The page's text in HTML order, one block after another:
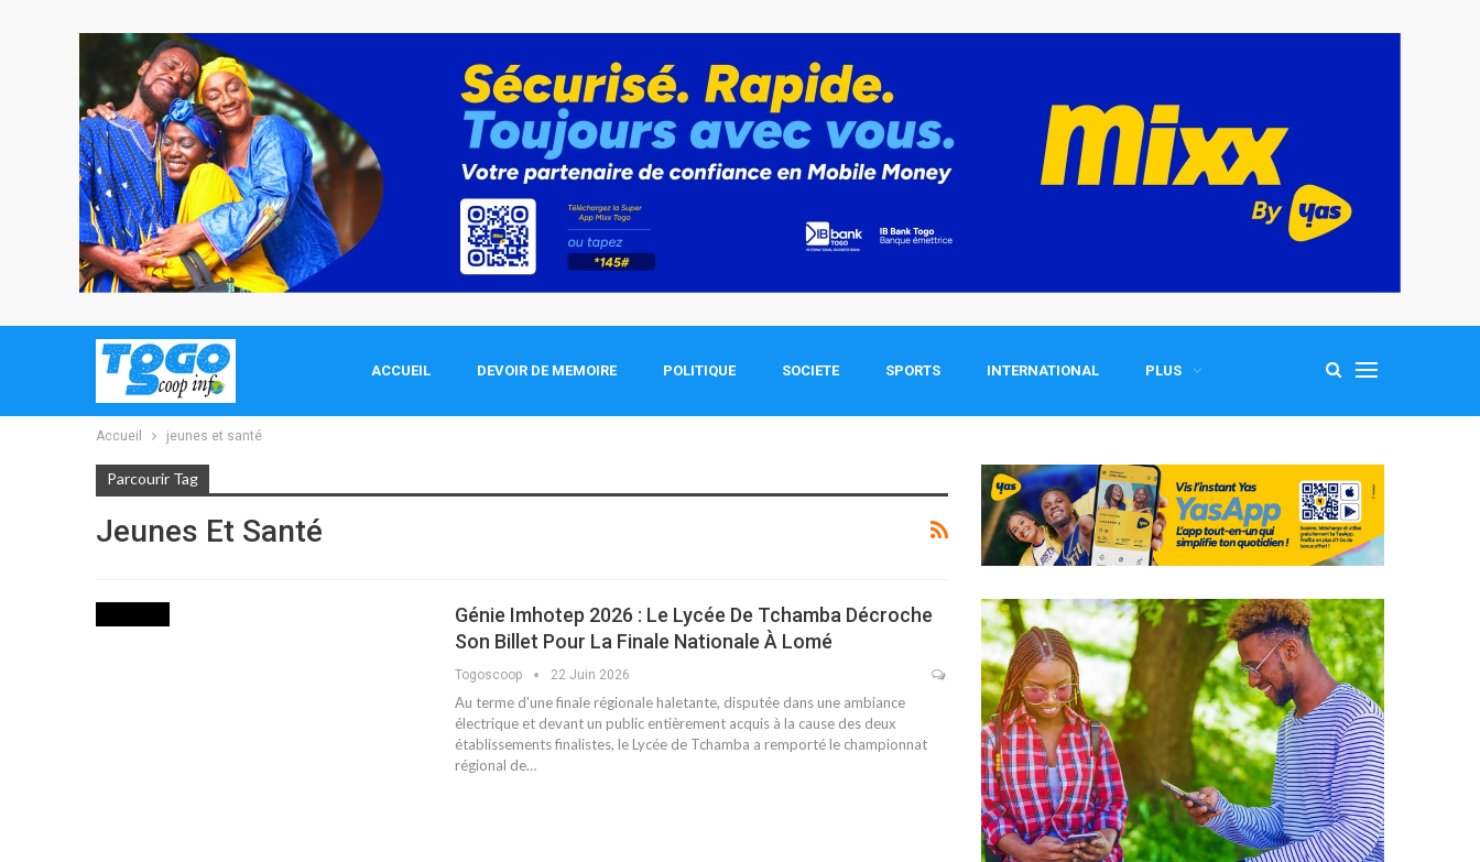
ACCUEIL DEVOIR DE MEMOIRE POLITIQUE SOCIETE SPORTS INTERNATIONAL PLUS
Accueil jeunes et santé
Parcourir Tag
Jeunes Et Santé
Génie Imhotep 2026 : Le Lycée De Tchamba Décroche
Son Billet Pour La Finale Nationale À Lomé
Togoscoop 22 Juin 2026
Au terme d'une finale régionale haletante, disputée dans une ambiance
électrique et devant un public entièrement acquis à la cause des deux
établissements finalistes, le Lycée de Tchamba a remporté le championnat
régional de…